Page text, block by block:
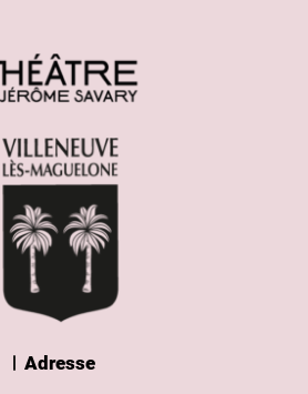
Adresse